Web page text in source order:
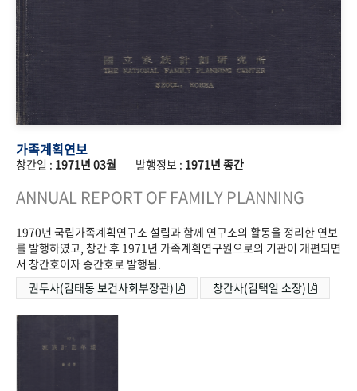
가족계획연보
창간일 : 1971년 03월 발행정보 : 1971년 종간
ANNUAL REPORT OF FAMILY PLANNING
1970년 국립가족계획연구소 설립과 함께 연구소의 활동을 정리한 연보
를 발행하였고, 창간 후 1971년 가족계획연구원으로의 기관이 개편되면
서 창간호이자 종간호로 발행됨.
권두사(김태동 보건사회부장관)
창간사(김택일 소장)